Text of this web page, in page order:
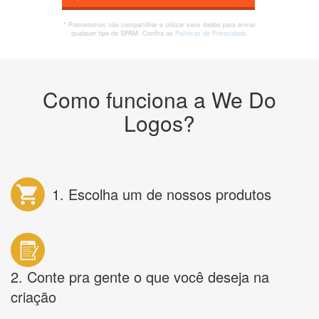
* Prometemos não compartilhar e utilizar seus dados para enviar
qualquer tipo de SPAM. Confira as Políticas de Privacidade.
Como funciona a We Do
Logos?
1. Escolha um de nossos produtos
2. Conte pra gente o que você deseja na
criação